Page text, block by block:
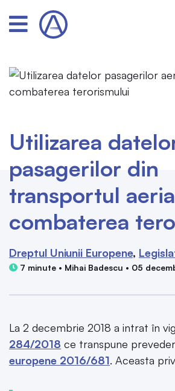
Utilizarea
pasagerilor din
transportul
combaterea
Dreptul Uniunii Europene
7 minute • Mihai Badescu • 05
La 2 decembrie 2018 a intrat în
284/2018 ce transpune
europene 2016/681. Aceasta